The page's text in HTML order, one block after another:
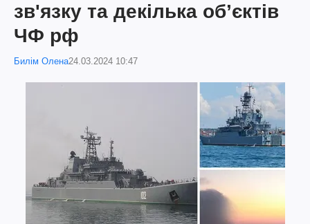
зв'язку та декілька обʼєктів
ЧФ рф
Билім Олена24.03.2024 10:47